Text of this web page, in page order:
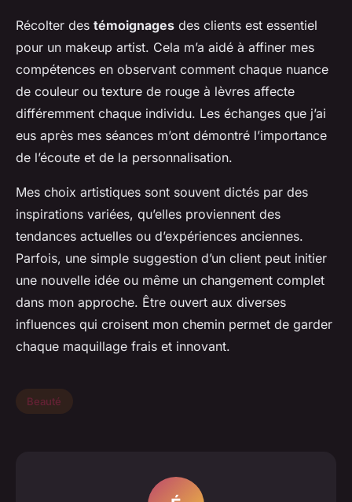
Récolter des témoignages des clients est essentiel
pour un makeup artist. Cela m’a aidé à affiner mes
compétences en observant comment chaque nuance
de couleur ou texture de rouge à lèvres affecte
différemment chaque individu. Les échanges que j’ai
eus après mes séances m’ont démontré l’importance
de l’écoute et de la personnalisation.
Mes choix artistiques sont souvent dictés par des
inspirations variées, qu’elles proviennent des
tendances actuelles ou d’expériences anciennes.
Parfois, une simple suggestion d’un client peut initier
une nouvelle idée ou même un changement complet
dans mon approche. Être ouvert aux diverses
influences qui croisent mon chemin permet de garder
chaque maquillage frais et innovant.
Beauté